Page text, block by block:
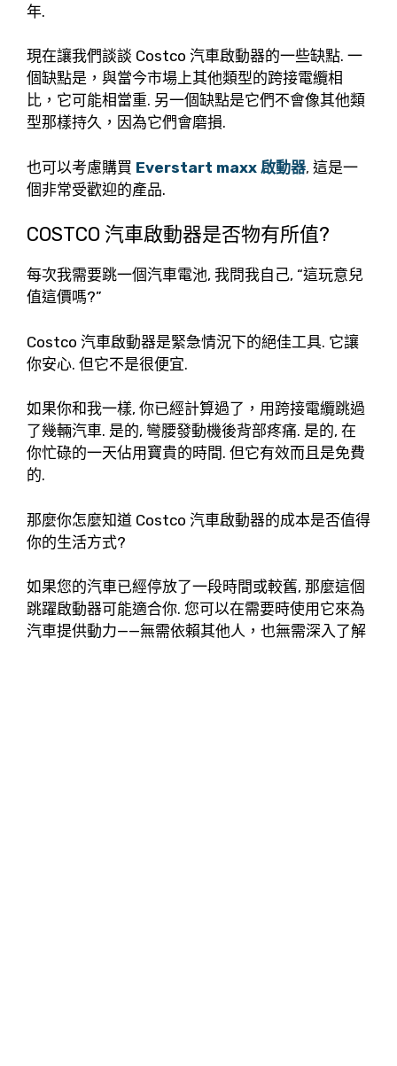
年.
現在讓我們談談 Costco 汽車啟動器的一些缺點. 一
個缺點是，與當今市場上其他類型的跨接電纜相
比，它可能相當重. 另一個缺點是它們不會像其他類
型那樣持久，因為它們會磨損.
也可以考慮購買 Everstart maxx 啟動器, 這是一
個非常受歡迎的產品.
COSTCO 汽車啟動器是否物有所值?
每次我需要跳一個汽車電池, 我問我自己, “這玩意兒
值這價嗎?”
Costco 汽車啟動器是緊急情況下的絕佳工具. 它讓
你安心. 但它不是很便宜.
如果你和我一樣, 你已經計算過了，用跨接電纜跳過
了幾輛汽車. 是的, 彎腰發動機後背部疼痛. 是的, 在
你忙碌的一天佔用寶貴的時間. 但它有效而且是免費
的.
那麼你怎麼知道 Costco 汽車啟動器的成本是否值得
你的生活方式?
如果您的汽車已經停放了一段時間或較舊, 那麼這個
跳躍啟動器可能適合你. 您可以在需要時使用它來為
汽車提供動力——無需依賴其他人，也無需深入了解